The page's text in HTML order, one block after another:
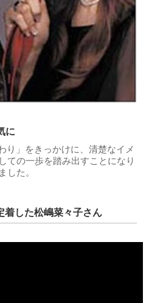
に
り」をきっかけに、清楚なイメ
ての一歩を踏み出すことになり
した。
着した松嶋菜々子さん